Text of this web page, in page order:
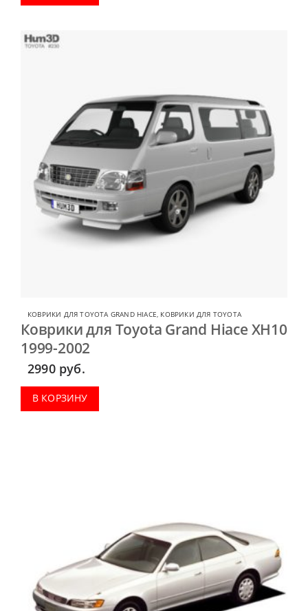
КОВРИКИ ДЛЯ TOYOTA GRAND HIACE КОВРИКИ ДЛЯ TOYOTA
Коврики для Toyota Grand Hiace XH10
1999-2002
2990 руб.
В КОРЗИНУ